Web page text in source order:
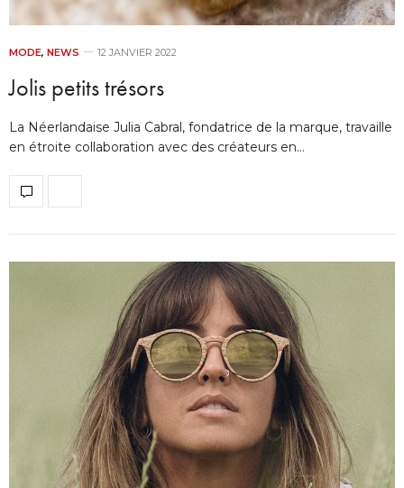
MODE, NEWS 12 JANVIER 2022
Jolis petits trésors
La Néerlandaise Julia Cabral, fondatrice de la marque, travaille
en étroite collaboration avec des créateurs en…